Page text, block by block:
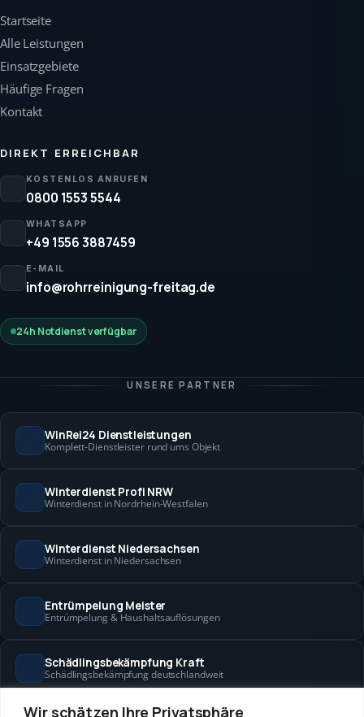
Wir schätzen Ihre Privatsphäre
Startseite
Alle Leistungen
Einsatzgebiete
Häufige Fragen
Kontakt
DIREKT ERREICHBAR
KOSTENLOS ANRUFEN
0800 1553 5544
WHATSAPP
+49 1556 3887459
E-MAIL
info@rohrreinigung-freitag.de
24h Notdienst verfügbar
UNSERE PARTNER
WinRei24 Dienstleistungen
Komplett-Dienstleister rund ums Objekt
Winterdienst Profi NRW
Winterdienst in Nordrhein-Westfalen
Winterdienst Niedersachsen
Winterdienst in Niedersachsen
Entrümpelung Meister
Entrümpelung & Haushaltsauflösungen
Schädlingsbekämpfung Kraft
Schädlingsbekämpfung deutschlandweit